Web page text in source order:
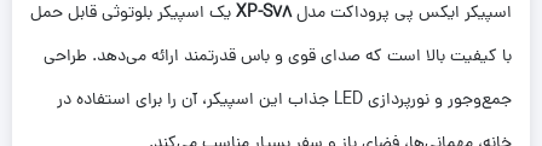
اسپیکر ایکس پی پروداکت مدلXP-S78یک اسپیکر بلوتوثی قابل حمل
با کیفیت بالا است که صدای قوی و باس قدرتمند ارائه می‌دهد. طراحی
جمع‌وجور و نورپردازی LED جذاب این اسپیکر، آن را برای استفاده در